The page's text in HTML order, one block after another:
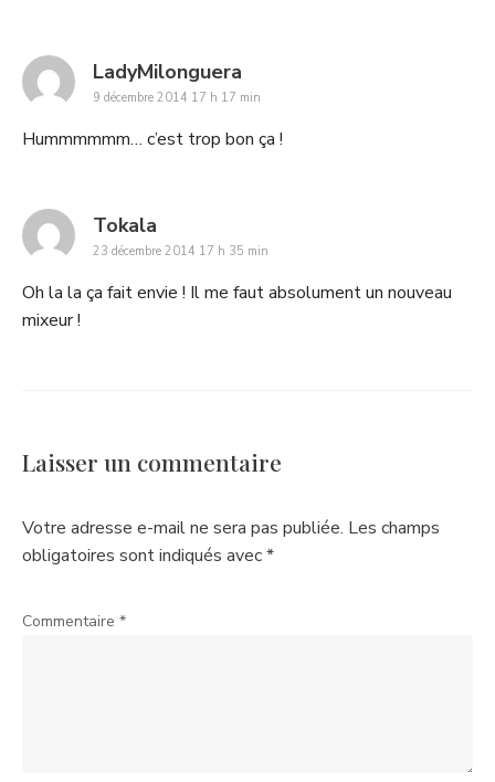
LadyMilonguera
9 décembre 2014 17 h 17 min
Hummmmmm… c’est trop bon ça !
Tokala
23 décembre 2014 17 h 35 min
Oh la la ça fait envie ! Il me faut absolument un nouveau
mixeur !
Laisser un commentaire
Votre adresse e-mail ne sera pas publiée. Les champs
obligatoires sont indiqués avec*
Commentaire *